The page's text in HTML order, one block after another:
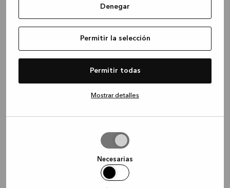
Denegar
Permitir la selección
Permitir todas
Mostrar detalles
Necesarias
Application error: a client-side exception has occurred
loadingwww.kvik.es (see the browser console for more